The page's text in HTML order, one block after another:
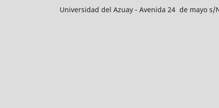
Universidad del Azuay - Avenida 24 de mayo s/